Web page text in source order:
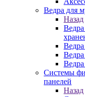
Ведра для
Назад
Системы
панелей
Назад